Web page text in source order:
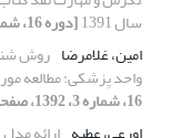
سال 1391
[دوره 16، شماره 2، 1392، صفحه 103-117]
امین، غلامرضا روش
واحد پزشکی: مطالعه
16، شماره 3، 1392، صفحه 81-100]